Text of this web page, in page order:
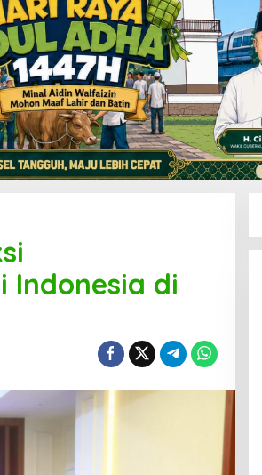
Indonesia di